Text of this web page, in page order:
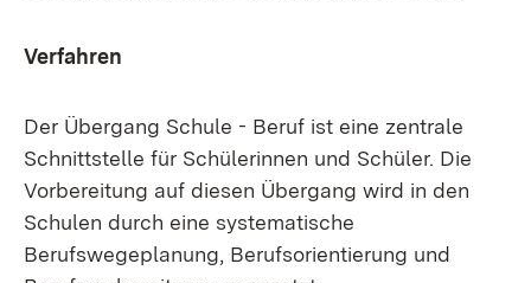
Verfahren
Der Übergang Schule - Beruf ist eine zentrale
Schnittstelle für Schülerinnen und Schüler. Die
Vorbereitung auf diesen Übergang wird in den
Schulen durch eine systematische
Berufswegeplanung, Berufsorientierung und